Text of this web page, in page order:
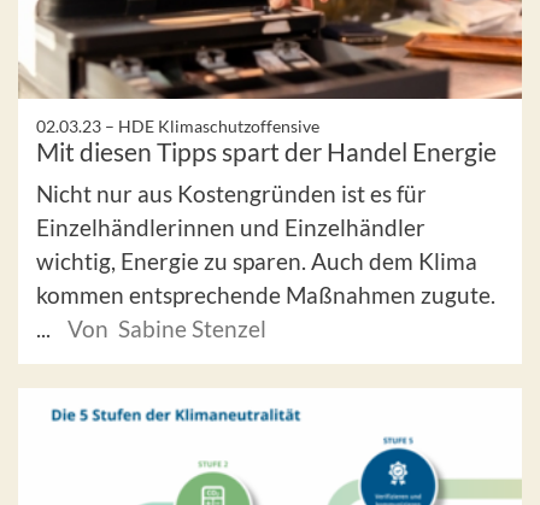
02.03.23 – HDE Klimaschutzoffensive
Mit diesen Tipps spart der Handel Energie
Nicht nur aus Kostengründen ist es für
Einzelhändlerinnen und Einzelhändler
wichtig, Energie zu sparen. Auch dem Klima
kommen entsprechende Maßnahmen zugute.
...
Von Sabine Stenzel